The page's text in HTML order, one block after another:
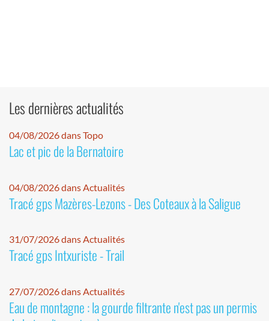
Les dernières actualités
04/08/2026 dans Topo
Lac et pic de la Bernatoire
04/08/2026 dans Actualités
Tracé gps Mazères-Lezons - Des Coteaux à la Saligue
31/07/2026 dans Actualités
Tracé gps Intxuriste - Trail
27/07/2026 dans Actualités
Eau de montagne : la gourde filtrante n'est pas un permis